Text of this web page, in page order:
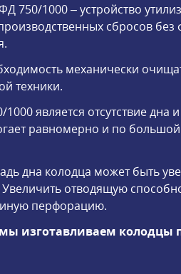
1000 – устройство
сбросов без
механически
техники.
является отсутствие дна
равномерно и по
дна колодца может быть
отводящую
перфорацию.
изготавливаем колодцы